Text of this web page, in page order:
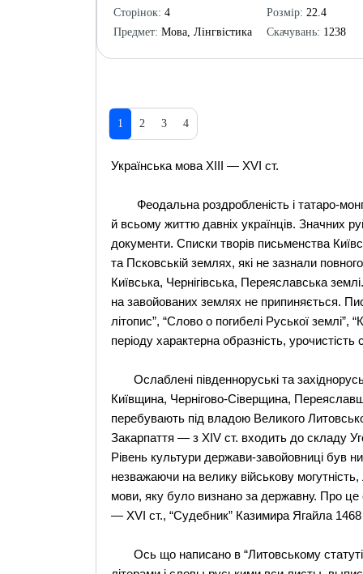
Сторінок: 4
Предмет: Мова, Лінгвістика
Розмір: 22.4
Скачувань: 1238
1 2 3 4
Українська мова ХІІІ — ХVІ ст.
Феодальна роздробленість і татаро-
й всьому життю давніх українців. Значних
документи. Списки творів письменства
та Псковській землях, які не зазнали
Київська, Чернігівська, Переяславська
на завойованих землях не припиняється.
літопис”, “Слово о погибелі Руської
періоду характерна образність,
Ослаблені південноруські та
Київщина, Чернігово-Сіверщина,
перебувають під владою Великого
Закарпаття — з XIV ст. входить до складу
Рівень культури держави-завойовниці був
незважаючи на велику військову
мови, яку було визнано за державну. Про це
— ХVІ ст., “Судебник” Казимира Ягайла
Ось що написано в “Литовському